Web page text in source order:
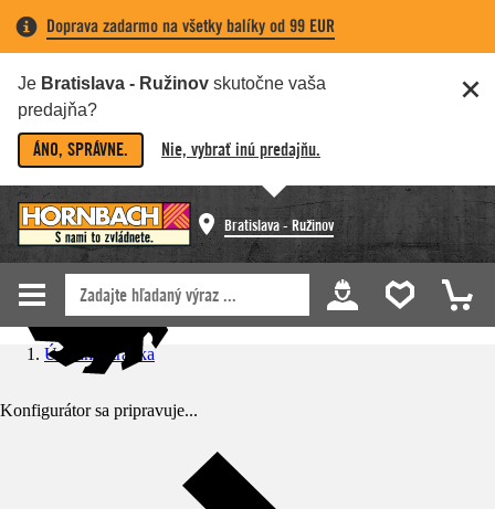
Doprava zadarmo na všetky balíky od 99 EUR
Je Bratislava - Ružinov skutočne vaša
predajňa?
ÁNO, SPRÁVNE. Nie, vybrať inú predajňu.
Bratislava - Ružinov
Konfigurátor sa pripravuje...
Úvodná stránka